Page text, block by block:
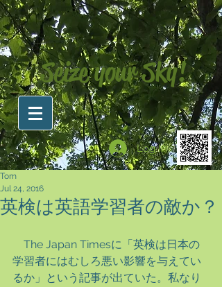
Seize your Sky!
Log In
英検は英語学習者の敵か？
Tom
Jul 24, 2016
The Japan Timesに「英検は日本の
学習者にはむしろ悪い影響を与えてい
るか」という記事が出ていた。私なり